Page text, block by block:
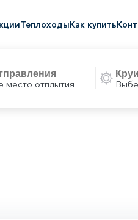
ТеплоходыКак купить
место отплытия